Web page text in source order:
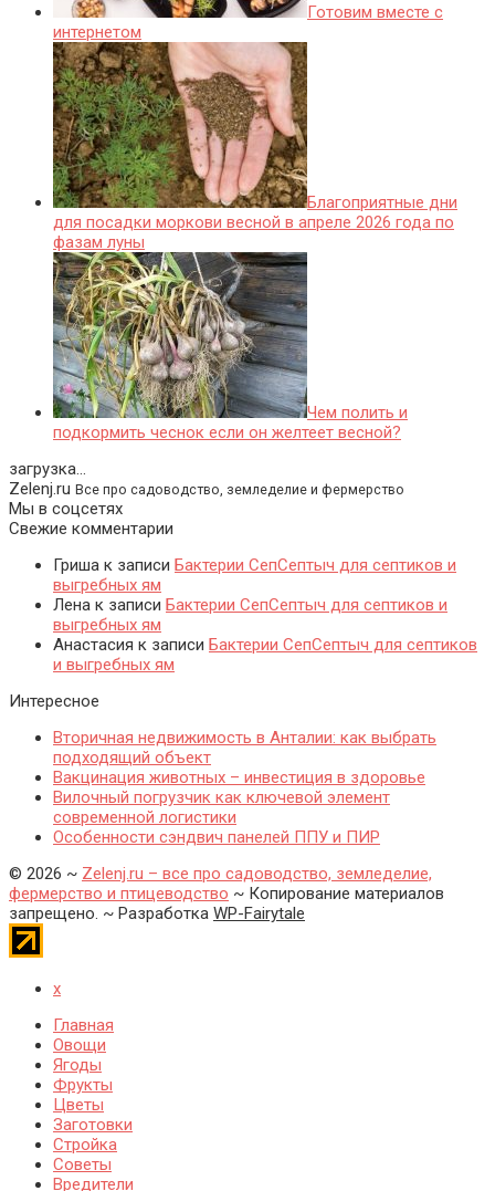
Готовим вместе с
интернетом
Благоприятные дни
для посадки моркови весной в апреле 2026 года по
фазам луны
Чем полить и
подкормить чеснок если он желтеет весной?
загрузка...
Zelenj.ru Все про садоводство, земледелие и фермерство
Мы в соцсетях
Свежие комментарии
Гриша к записи Бактерии СепСептыч для септиков и
выгребных ям
Лена к записи Бактерии СепСептыч для септиков и
выгребных ям
Анастасия к записи Бактерии СепСептыч для септиков
и выгребных ям
Интересное
Вторичная недвижимость в Анталии: как выбрать
подходящий объект
Вакцинация животных – инвестиция в здоровье
Вилочный погрузчик как ключевой элемент
современной логистики
Особенности сэндвич панелей ППУ и ПИР
© 2026 ~ Zelenj.ru – все про садоводство, земледелие,
фермерство и птицеводство ~ Копирование материалов
запрещено. ~ Разработка WP-Fairytale
x
Главная
Овощи
Ягоды
Фрукты
Цветы
Заготовки
Стройка
Советы
Вредители